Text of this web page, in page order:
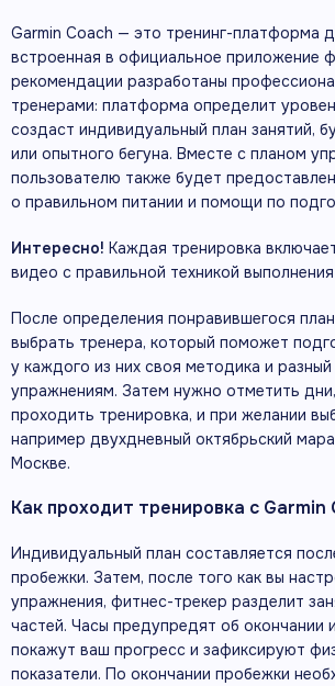
Garmin Coach — это тренинг-платформа
встроенная в официальное приложение
рекомендации разработаны
тренерами: платформа определит
создаст индивидуальный план занятий,
или опытного бегуна. Вместе с планом
пользователю также будет
о правильном питании и помощи по
Интересно! Каждая тренировка
видео с правильной техникой
После определения понравившегося
выбрать тренера, который поможет
у каждого из них своя методика и
упражнениям. Затем нужно отметить
проходить тренировка, и при желании
например двухдневный октябрьский
Москве.
Как проходит тренировка с Garmin
Индивидуальный план составляется
пробежки. Затем, после того как вы
упражнения, фитнес-трекер разделит
частей. Часы предупредят об окончании
покажут ваш прогресс и зафиксируют
показатели. По окончании пробежки